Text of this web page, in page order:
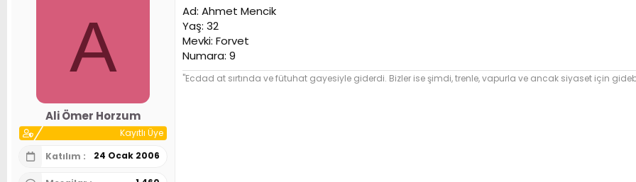
h
i
A
Ali Ömer Horzum
Kayıtlı Üye
Katılım
24 Ocak 2006
Ad: Ahmet Mencik
Yaş: 32
Mevki: Forvet
Numara: 9
"Ecdad at sırtında ve fütuhat gayesiyle giderdi. Bizler ise şimdi, trenle, vapurla ve ancak siyaset için